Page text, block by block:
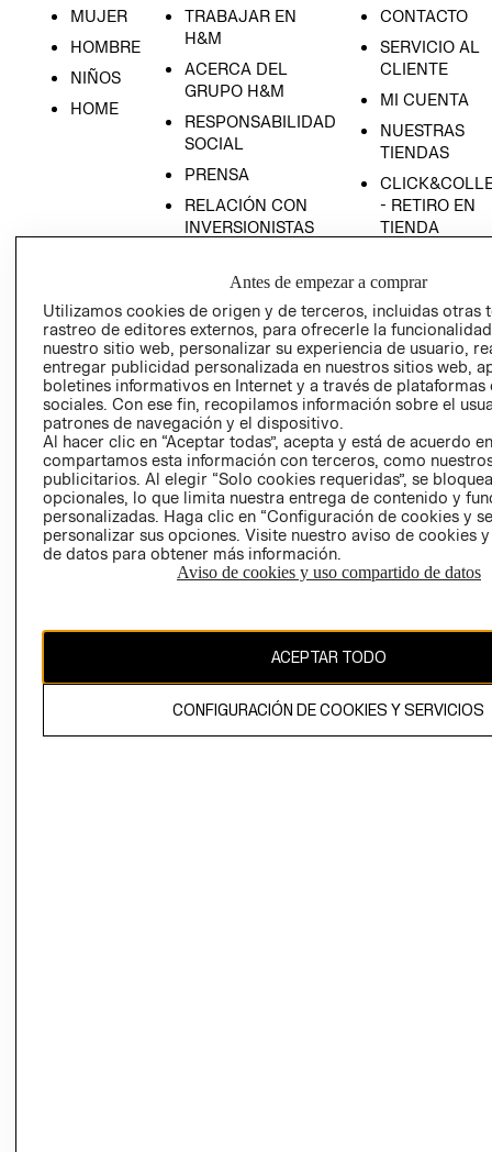
MUJER
HOMBRE
NIÑOS
HOME
TRABAJAR EN
H&M
ACERCA DEL
GRUPO H&M
RESPONSABILIDAD
SOCIAL
PRENSA
RELACIÓN CON
INVERSIONISTAS
EMPRESARIAL
CONTACTO
SERVICIO AL
CLIENTE
MI CUENTA
NUESTRAS
TIENDAS
- RETIRO EN
TIENDA
CONDICIONES
AVISO DE
PRIVACIDAD
GIFT CARD
AVISO DE
COOKIES
El contenido de esta página web está protegido por copyright y es
Antes de empezar a comprar
Utilizamos cookies de origen y de terceros, incluidas otras
rastreo de editores externos, para ofrecerle la
nuestro sitio web, personalizar su experiencia de usuario,
entregar publicidad personalizada en nuestros sitios web,
boletines informativos en Internet y a través de plataformas
sociales. Con ese fin, recopilamos información sobre el
patrones de navegación y el dispositivo.
Al hacer clic en “Aceptar todas”, acepta y está de acuerdo
compartamos esta información con terceros, como
publicitarios. Al elegir “Solo cookies requeridas”, se
opcionales, lo que limita nuestra entrega de contenido y
personalizadas. Haga clic en “Configuración de cookies y
personalizar sus opciones. Visite nuestro aviso de cookies
de datos para obtener más información.
Aviso de cookies y uso compartido de datos
ACEPTAR TODO
CONFIGURACIÓN DE COOKIES Y SERVICIOS